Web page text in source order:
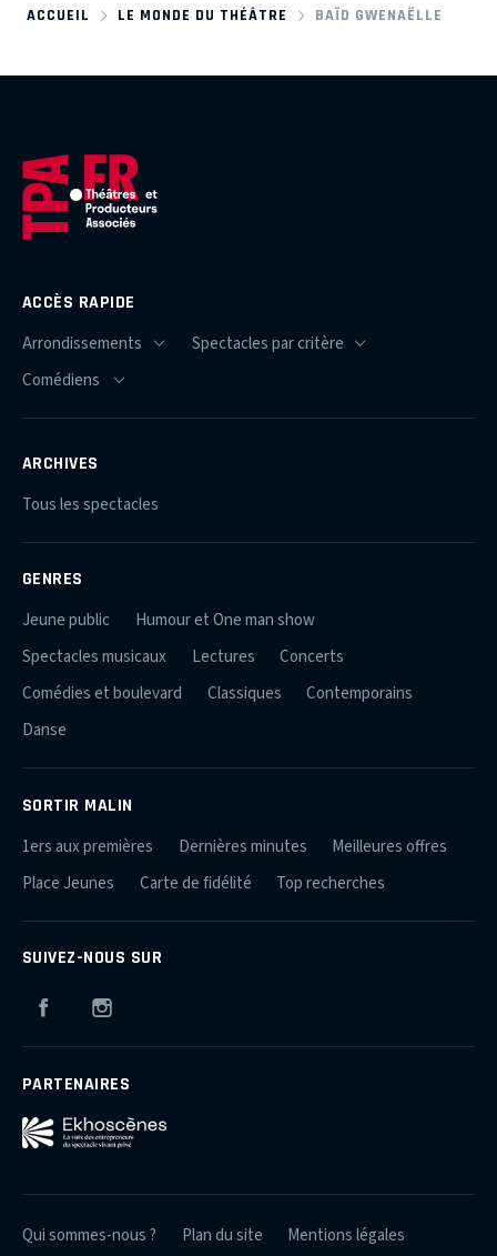
ACCUEIL LE MONDE DU THÉÂTRE BAÏD GWENAËLLE
ACCÈS RAPIDE
ARCHIVES
Tous les spectacles
GENRES
Jeune public
Humour et One man show
Spectacles musicaux
Lectures
Concerts
Comédies et boulevard
Classiques
Contemporains
Danse
SORTIR MALIN
1ers aux premières Dernières minutes
Meilleures offres
Place Jeunes
Carte de fidélité Top recherches
SUIVEZ-NOUS SUR
Facebook
PARTENAIRES
Qui sommes-nous ? Plan du site Mentions légales